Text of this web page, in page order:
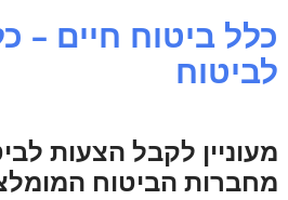
כלל ביטוח חיים –
לביטוח
מעוניין לקבל הצעות
מחברות הביטוח